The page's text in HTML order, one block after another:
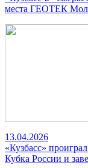
места ГЕОТЕК
13.04.2026
«Кузбасс»
Кубка России и